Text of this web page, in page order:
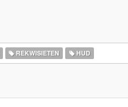
REKWISIETEN HUD